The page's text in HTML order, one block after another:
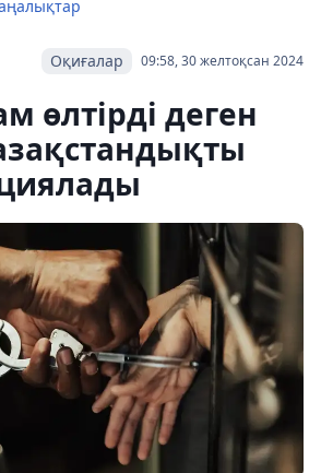
09:58, 30 желтоқсан 2024
Оқиғалар
өлтірді деген